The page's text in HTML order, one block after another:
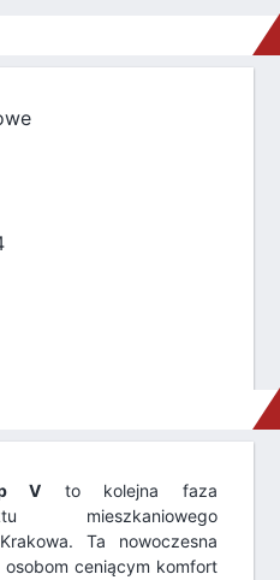
V to kolejna faza
mieszkaniowego
Ta nowoczesna
ceniącym komfort